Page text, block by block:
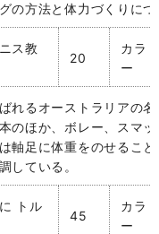
の方法と体力づくりに
ス教
20
カラ
ー
れるオーストラリアの
のほか、ボレー、スマ
軸足に体重をのせるこ
している。
トル
45
カラ
ー